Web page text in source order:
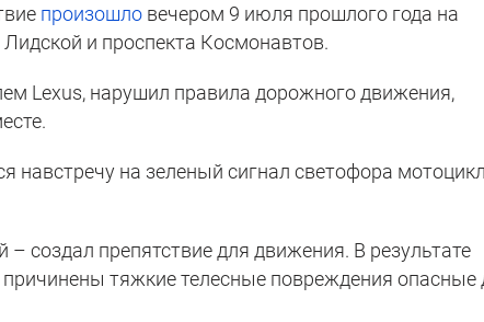
произошло вечером 9 июля прошлого года на
и проспекта Космонавтов.
Lexus, нарушил правила дорожного движения,
навстречу на зеленый сигнал светофора
создал препятствие для движения. В результате
тяжкие телесные повреждения опасные